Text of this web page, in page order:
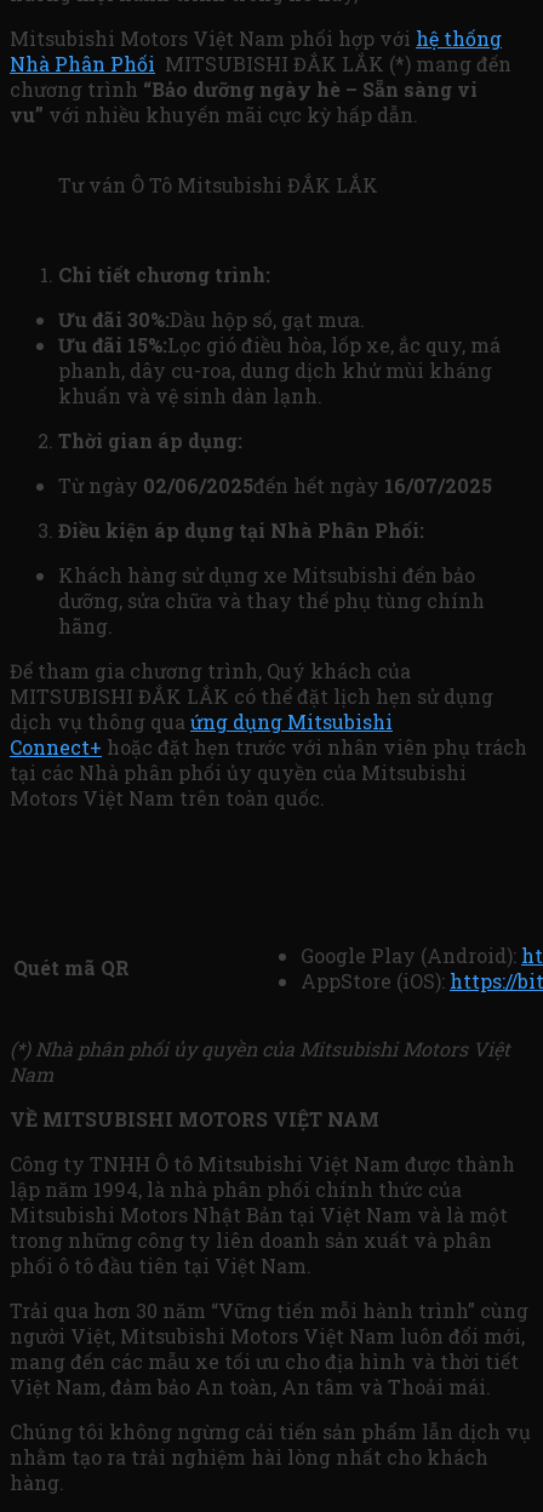
Mitsubishi Motors Việt Nam phối hợp với hệ thống
Nhà Phân Phối MITSUBISHI ĐẮK LẮK (*) mang đến
chương trình “Bảo dưỡng ngày hè – Sẵn sàng vi
vu” với nhiều khuyến mãi cực kỳ hấp dẫn.
Tư ván Ô Tô Mitsubishi ĐẮK LẮK
Chi tiết chương trình:
Ưu đãi 30%:Dầu hộp số, gạt mưa.
Ưu đãi 15%:Lọc gió điều hòa, lốp xe, ắc quy, má
phanh, dây cu-roa, dung dịch khử mùi kháng
khuẩn và vệ sinh dàn lạnh.
Thời gian áp dụng:
Từ ngày 02/06/2025đến hết ngày 16/07/2025
Điều kiện áp dụng tại Nhà Phân Phối:
Khách hàng sử dụng xe Mitsubishi đến bảo
dưỡng, sửa chữa và thay thế phụ tùng chính
hãng.
Để tham gia chương trình, Quý khách của
MITSUBISHI ĐẮK LẮK có thể đặt lịch hẹn sử dụng
dịch vụ thông qua ứng dụng Mitsubishi
Connect+ hoặc đặt hẹn trước với nhân viên phụ trách
tại các Nhà phân phối ủy quyền của Mitsubishi
Motors Việt Nam trên toàn quốc.
Quét mã QR Google Play (Android):
AppStore (iOS): https://
(*) Nhà phân phối ủy quyền của Mitsubishi Motors Việt
Nam
VỀ MITSUBISHI MOTORS VIỆT NAM
Công ty TNHH Ô tô Mitsubishi Việt Nam được thành
lập năm 1994, là nhà phân phối chính thức của
Mitsubishi Motors Nhật Bản tại Việt Nam và là một
trong những công ty liên doanh sản xuất và phân
phối ô tô đầu tiên tại Việt Nam.
Trải qua hơn 30 năm “Vững tiến mỗi hành trình” cùng
người Việt, Mitsubishi Motors Việt Nam luôn đổi mới,
mang đến các mẫu xe tối ưu cho địa hình và thời tiết
Việt Nam, đảm bảo An toàn, An tâm và Thoải mái.
Chúng tôi không ngừng cải tiến sản phẩm lẫn dịch vụ
nhằm tạo ra trải nghiệm hài lòng nhất cho khách
hàng.